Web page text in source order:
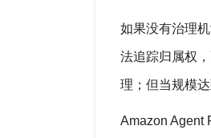
如果没有治理
法追踪归属权
理；但当规模
Amazon Agent